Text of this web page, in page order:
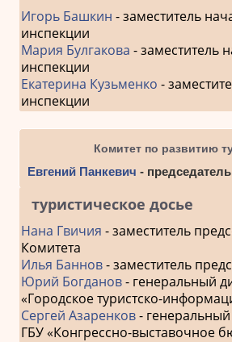
Игорь Башкин - заместитель
инспекции
Мария Булгакова - заместитель
инспекции
Екатерина Кузьменко -
инспекции
Комитет по развитию
Евгений Панкевич -
туристическое досье
Нана Гвичия - заместитель
Комитета
Илья Баннов- заместитель
Юрий Богданов- генеральный
«Городское туристско-
Сергей Азаренков-
ГБУ «Конгрессно-выставочное